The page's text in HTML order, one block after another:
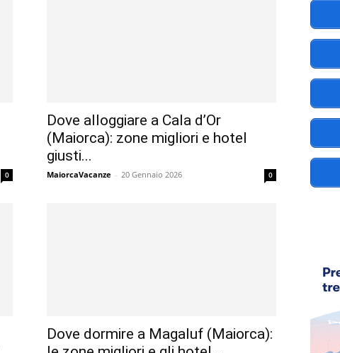
0
Dove alloggiare a Cala d’Or
(Maiorca): zone migliori e hotel
giusti...
MaiorcaVacanze - 20 Gennaio 2026 0
Dove dormire a Magaluf (Maiorca):